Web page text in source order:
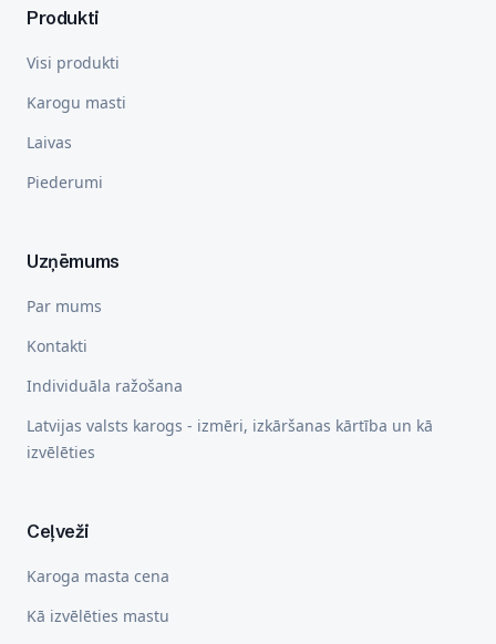
Produkti
Visi produkti
Karogu masti
Laivas
Piederumi
Uzņēmums
Par mums
Kontakti
Individuāla ražošana
Latvijas valsts karogs - izmēri, izkāršanas kārtība un kā
izvēlēties
Ceļveži
Karoga masta cena
Kā izvēlēties mastu